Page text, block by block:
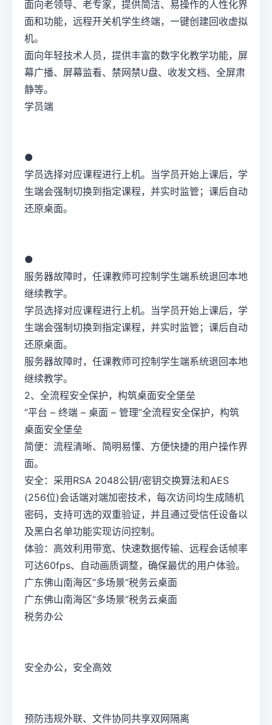
面向老领导、老专家，提供简洁、易操作的人性化界
面和功能，远程开关机学生终端，一键创建回收虚拟
机。
面向年轻技术人员，提供丰富的数字化教学功能，屏
幕广播、屏幕监看、禁网禁U盘、收发文档、全屏肃
静等。
学员端
●
学员选择对应课程进行上机。当学员开始上课后，学
生端会强制切换到指定课程，并实时监管；课后自动
还原桌面。
●
服务器故障时，任课教师可控制学生端系统退回本地
继续教学。
学员选择对应课程进行上机。当学员开始上课后，学
生端会强制切换到指定课程，并实时监管；课后自动
还原桌面。
服务器故障时，任课教师可控制学生端系统退回本地
继续教学。
2、全流程安全保护，构筑桌面安全堡垒
“平台 – 终端 – 桌面 – 管理”全流程安全保护，构筑
桌面安全堡垒
简便：流程清晰、简明易懂、方便快捷的用户操作界
面。
安全：采用RSA 2048公钥/密钥交换算法和AES
(256位)会话端对端加密技术，每次访问均生成随机
密码，支持可选的双重验证，并且通过受信任设备以
及黑白名单功能实现访问控制。
体验：高效利用带宽、快速数据传输、远程会话帧率
可达60fps、自动画质调整，确保最优的用户体验。
广东佛山南海区“多场景”税务云桌面
广东佛山南海区“多场景”税务云桌面
税务办公
安全办公，安全高效
预防违规外联、文件协同共享双网隔离